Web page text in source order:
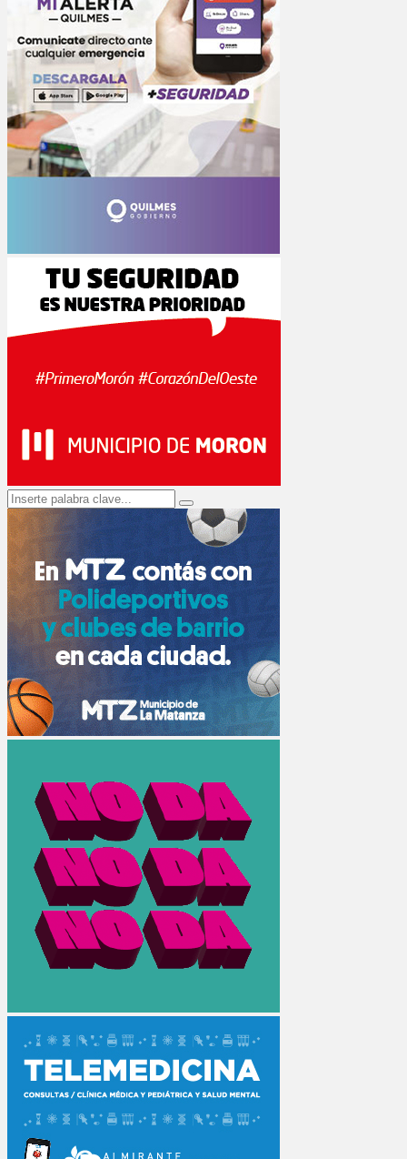
Search
for:
Search